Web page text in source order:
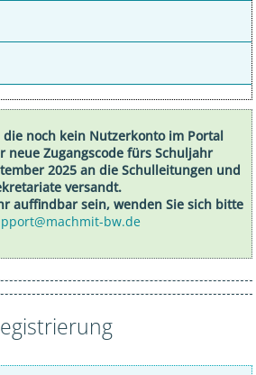
die noch kein Nutzerkonto im Portal
neue Zugangscode fürs Schuljahr
2025 an die Schulleitungen und
versandt.
auffindbar sein, wenden Sie sich bitte
bw.de